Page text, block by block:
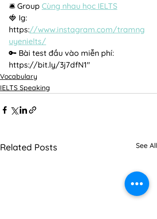
🛎 Group Cùng nhau học IELTS
🍓 Ig:
https://www.instagram.com/tramng
uyenielts/
🔑 Bài test đầu vào miễn phí:
https://bit.ly/3j7dfN1"
Vocabulary
IELTS Speaking
Related Posts See All